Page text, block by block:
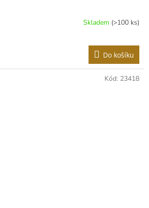
Skladem (>100 ks)
Do košíku
Kód: 23418